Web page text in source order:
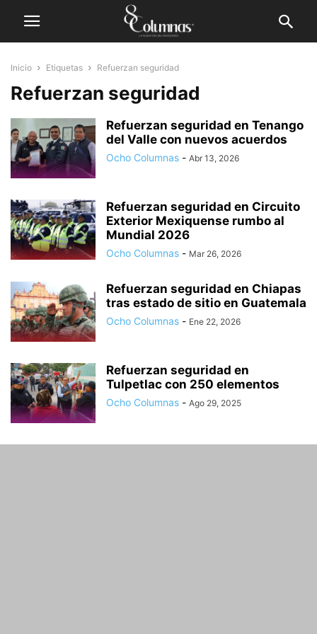
Inicio Etiquetas Refuerzan seguridad
Refuerzan seguridad
Refuerzan seguridad en Tenango
del Valle con nuevos acuerdos
Ocho Columnas - Abr 13, 2026
Refuerzan seguridad en Circuito
Exterior Mexiquense rumbo al
Mundial 2026
Ocho Columnas - Mar 26, 2026
Refuerzan seguridad en Chiapas
tras estado de sitio en Guatemala
Ocho Columnas - Ene 22, 2026
Refuerzan seguridad en
Tulpetlac con 250 elementos
Ocho Columnas - Ago 29, 2025